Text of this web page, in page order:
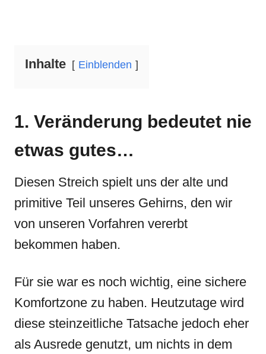
Inhalte Einblenden
1. Veränderung bedeutet nie
etwas gutes…
Diesen Streich spielt uns der alte und
primitive Teil unseres Gehirns, den wir
von unseren Vorfahren vererbt
bekommen haben.
Für sie war es noch wichtig, eine sichere
Komfortzone zu haben. Heutzutage wird
diese steinzeitliche Tatsache jedoch eher
als Ausrede genutzt, um nichts in dem